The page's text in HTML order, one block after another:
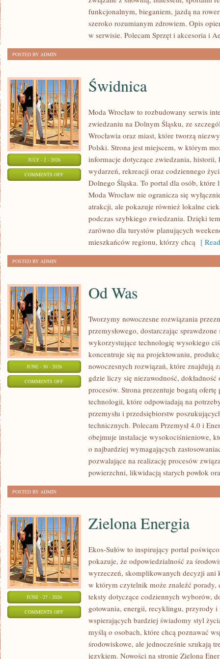
funkcjonalnym, bieganiem, jazdą na
szeroko rozumianym zdrowiem. Opis
w serwisie. Polecam Sprzęt i akcesoria i
POSTED BY ADMIN
JULY - 2 - 2026
COMMENTS OFFON
Świdnica
Moda Wrocław to rozbudowany serwis
zwiedzaniu na Dolnym Śląsku, ze
Wrocławia oraz miast, które tworzą
Polski. Strona jest miejscem, w którym
informacje dotyczące zwiedzania,
wydarzeń, rekreacji oraz codziennego
Dolnego Śląska. To portal dla osób, które
Moda Wrocław nie ogranicza się
atrakcji, ale pokazuje również lokalne
podczas szybkiego zwiedzania. Dzięki
zarówno dla turystów planujących
mieszkańców regionu, którzy chcą [
POSTED BY ADMIN
JUNE - 30 - 2026
COMMENTS OFFON
Od Was
Tworzymy nowoczesne rozwiązania
przemysłowego, dostarczając
wykorzystujące technologię wysokiego
koncentruje się na projektowaniu,
nowoczesnych rozwiązań, które znajdują
gdzie liczy się niezawodność,
procesów. Strona prezentuje bogatą ofertę
technologii, które odpowiadają na
przemysłu i przedsiębiorstw
technicznych. Polecam Przemysł 4.0 i
obejmuje instalacje wysokociśnieniowe,
o najbardziej wymagających
pozwalające na realizację procesów
powierzchni, likwidacją starych powłok
POSTED BY ADMIN
JUNE - 27 - 2026
COMMENTS OFFON
Zielona Energia
Ekos-Sułów to inspirujący portal
pokazuje, że odpowiedzialność za
wyrzeczeń, skomplikowanych decyzji ani
w którym czytelnik może znaleźć porady,
teksty dotyczące codziennych wyborów,
gotowania, energii, recyklingu, przyrody i
wspierających bardziej świadomy styl
myślą o osobach, które chcą poznawać
środowiskowe, ale jednocześnie szukają
językiem. Nowości na stronie Zielona